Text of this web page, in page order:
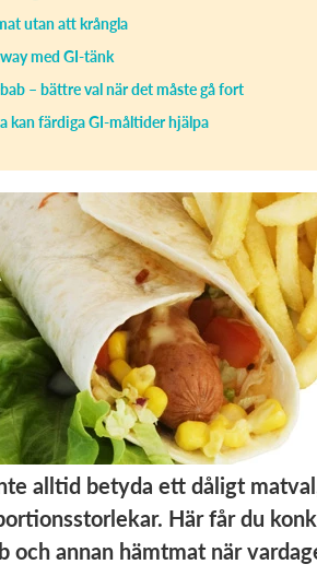
utan att krångla
med GI-tänk
– bättre val när det måste gå fort
kan färdiga GI-måltider hjälpa
alltid betyda ett dåligt
Här får du
och annan hämtmat när